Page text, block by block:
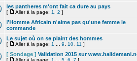
les pantheres m'ont fait ca dure au pays
[ Aller à la page: 1 2 ]
l'Homme Africain n'aime pas qu'une femme le
commande
Le sujet où on se plaint des hommes
[ Aller à la page: 1 9 10 11 ]
[ Sondage ] Validation 2015 sur
[ Aller à la page: 1 5 6 7 ]